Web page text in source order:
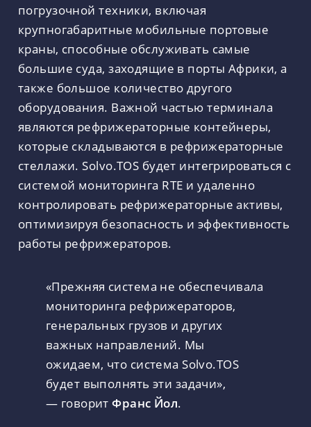
погрузочной техники, включая
крупногабаритные мобильные портовые
краны, способные обслуживать самые
большие суда, заходящие в порты Африки, а
также большое количество другого
оборудования. Важной частью терминала
являются рефрижераторные контейнеры,
которые складываются в рефрижераторные
стеллажи. Solvo.TOS будет интегрироваться с
системой мониторинга RTE и удаленно
контролировать рефрижераторные активы,
оптимизируя безопасность и эффективность
работы рефрижераторов.
«Прежняя система не обеспечивала
мониторинга рефрижераторов,
генеральных грузов и других
важных направлений. Мы
ожидаем, что система Solvo.TOS
будет выполнять эти задачи»,
— говоритФранс Йол.